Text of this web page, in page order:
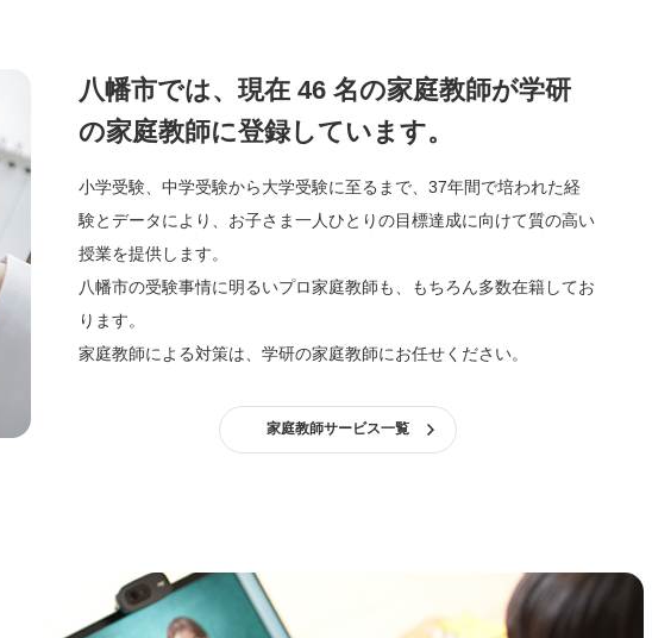
八幡市では、現在 46 名の家庭教師が学研
の家庭教師に登録しています。
小学受験、中学受験から大学受験に至るまで、37年間で培われた経
験とデータにより、お子さま一人ひとりの目標達成に向けて質の高い
授業を提供します。
八幡市の受験事情に明るいプロ家庭教師も、もちろん多数在籍してお
ります。
家庭教師による対策は、学研の家庭教師にお任せください。
家庭教師サービス一覧